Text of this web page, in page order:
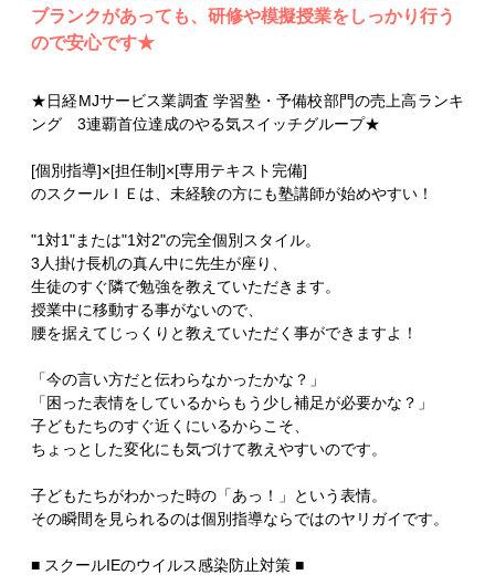
ブランクがあっても、研修や模擬授業をしっかり行う
ので安心です★
★日経MJサービス業調査 学習塾・予備校部門の売上高ランキ
ング 3連覇首位達成のやる気スイッチグループ★
[個別指導]×[担任制]×[専用テキスト完備]
のスクールＩＥは、未経験の方にも塾講師が始めやすい！
"1対1"または"1対2"の完全個別スタイル。
3人掛け長机の真ん中に先生が座り、
生徒のすぐ隣で勉強を教えていただきます。
授業中に移動する事がないので、
腰を据えてじっくりと教えていただく事ができますよ！
「今の言い方だと伝わらなかったかな？」
「困った表情をしているからもう少し補足が必要かな？」
子どもたちのすぐ近くにいるからこそ、
ちょっとした変化にも気づけて教えやすいのです。
子どもたちがわかった時の「あっ！」という表情。
その瞬間を見られるのは個別指導ならではのヤリガイです。
■ スクールIEのウイルス感染防止対策 ■